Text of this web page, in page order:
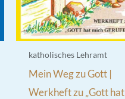
katholisches Lehramt
Mein Weg zu Gott |
Werkheft zu „Gott hat